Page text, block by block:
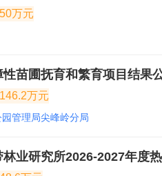
50万元
苗圃抚育和繁育项目结果
146.2万元
管理局尖峰岭分局
业研究所2026-2027年度